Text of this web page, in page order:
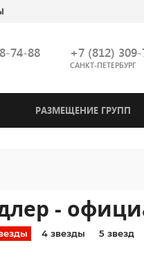
74-88 +7 (812)
САНКТ-ПЕТЕРБУРГ
РАЗМЕЩЕНИЕ ГРУПП
-
4 звезды 5 звезд